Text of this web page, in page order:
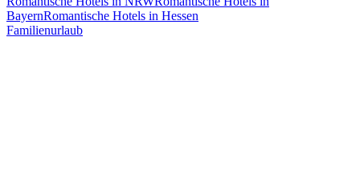
BayernRomantische Hotels in Hessen
Familienurlaub